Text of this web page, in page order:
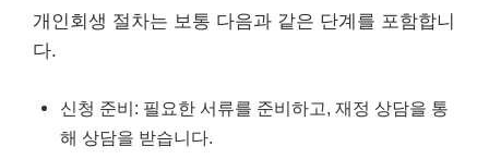
개인회생 절차는 보통 다음과 같은 단계를 포함합니
다.
신청 준비: 필요한 서류를 준비하고, 재정 상담을 통
해 상담을 받습니다.